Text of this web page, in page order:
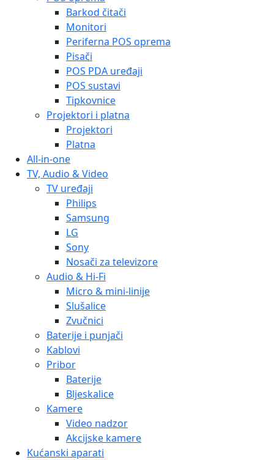
Barkod čitači
Monitori
Periferna POS oprema
Pisači
POS PDA uređaji
POS sustavi
Tipkovnice
Projektori i platna
Projektori
Platna
All-in-one
TV, Audio & Video
TV uređaji
Philips
Samsung
LG
Sony
Nosači za televizore
Audio & Hi-Fi
Micro & mini-linije
Slušalice
Zvučnici
Baterije i punjači
Kablovi
Pribor
Baterije
Bljeskalice
Kamere
Video nadzor
Akcijske kamere
Kućanski aparati